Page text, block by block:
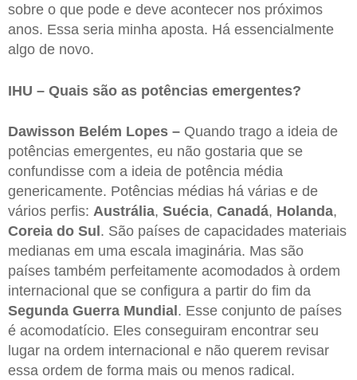
sobre o que pode e deve acontecer nos próximos
anos. Essa seria minha aposta. Há essencialmente
algo de novo.
IHU – Quais são as potências emergentes?
Dawisson Belém Lopes – Quando trago a ideia de
potências emergentes, eu não gostaria que se
confundisse com a ideia de potência média
genericamente. Potências médias há várias e de
vários perfis: Austrália, Suécia, Canadá, Holanda,
Coreia do Sul . São países de capacidades materiais
medianas em uma escala imaginária. Mas são
países também perfeitamente acomodados à ordem
internacional que se configura a partir do fim da
Segunda Guerra Mundial . Esse conjunto de países
é acomodatício. Eles conseguiram encontrar seu
lugar na ordem internacional e não querem revisar
essa ordem de forma mais ou menos radical.